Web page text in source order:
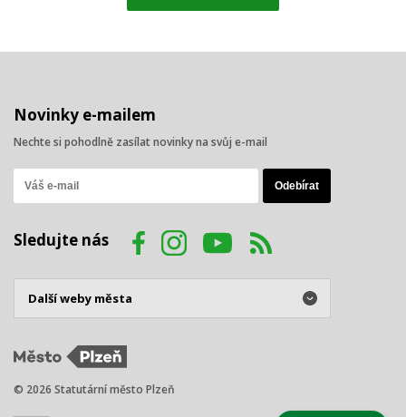
Novinky e-mailem
Nechte si pohodlně zasílat novinky na svůj e-mail
Sledujte nás
© 2026 Statutární město Plzeň